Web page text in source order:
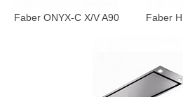
Faber ONYX-C X/V A90 Faber